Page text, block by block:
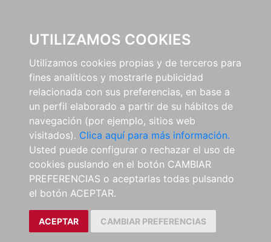
UTILIZAMOS COOKIES
Utilizamos cookies propias y de terceros para
fines analíticos y mostrarle publicidad
relacionada con sus preferencias, en base a
un perfil elaborado a partir de su hábitos de
navegación (por ejemplo, sitios web
visitados). Clica aquí para más información.
Usted puede configurar o rechazar el uso de
cookies puslando en el botón CAMBIAR
PREFERENCIAS o aceptarlas todas pulsando
el botón ACEPTAR.
ACEPTAR CAMBIAR PREFERENCIAS